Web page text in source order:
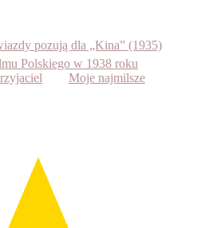
pozują dla „Kina” (1935)
Polskiego w 1938 roku
Moje najmilsze